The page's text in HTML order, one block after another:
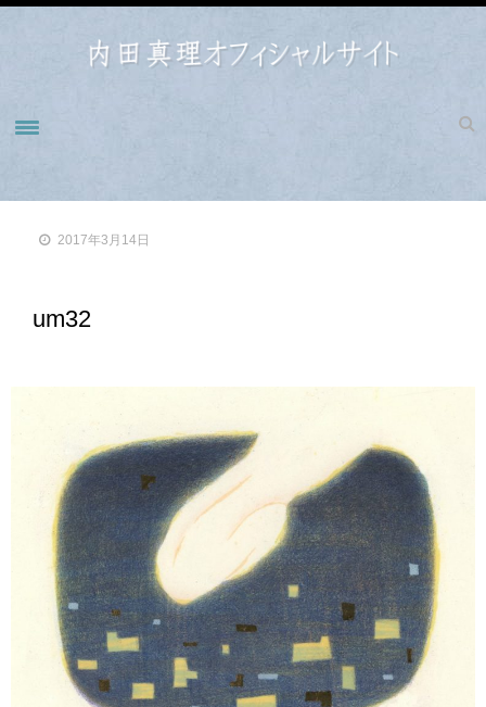
BIOGRAPHY
WORKS 1990-1993
WORKS2010-2014
WORKS2015-
CONTACT
2017年3月14日
um32